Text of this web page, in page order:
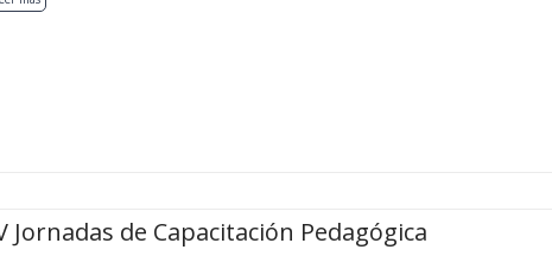
Jornadas de Capacitación Pedagógica